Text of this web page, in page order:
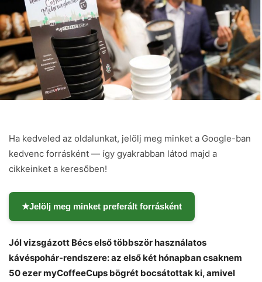
Ha kedveled az oldalunkat, jelölj meg minket a Google-ban
kedvenc forrásként — így gyakrabban látod majd a
cikkeinket a keresőben!
★Jelölj meg minket preferált forrásként
Jól vizsgázott Bécs első többször használatos
kávéspohár-rendszere: az első két hónapban csaknem
50 ezer myCoffeeCups bögrét bocsátottak ki, amivel
Helló! Miben segíthetek ma?